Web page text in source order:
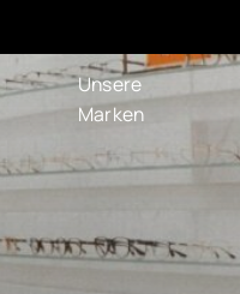
Unsere
Marken